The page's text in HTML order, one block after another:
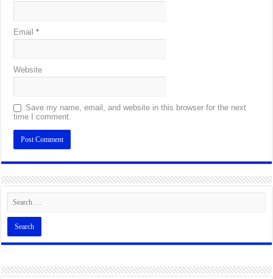
Email*
Website
Save my name, email, and website in this browser for the next
time I comment.
Alternative: